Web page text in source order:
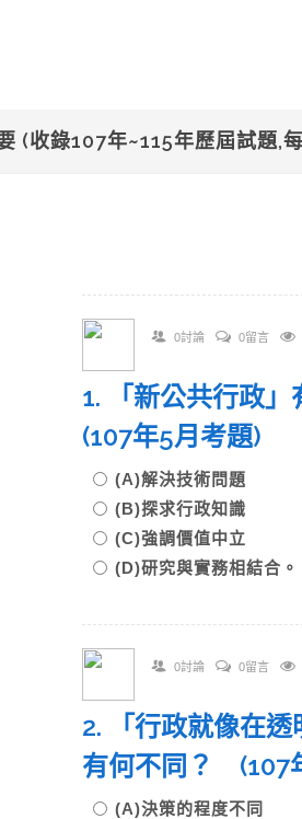
(收錄107年~115年歷屆試題,
0討論 0留言
1. 「新公共行政
(107年5月考題)
(A)解決技術問題
(B)探求行政知識
(C)強調價值中立
(D)研究與實務相結合。
0討論 0留言
2. 「行政就像在
有何不同？ (107
(A)決策的程度不同